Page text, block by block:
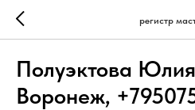
регистр
Полуэктова
Воронеж,